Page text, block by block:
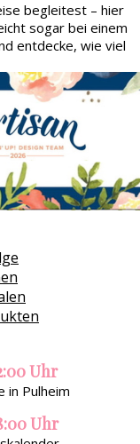
begleitest – hier
sogar bei einem
entdecke, wie viel
Uhr
in Pulheim
Uhr